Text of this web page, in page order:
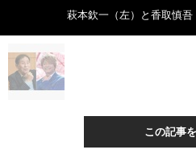
萩本欽一（左）と香取慎吾
この記事